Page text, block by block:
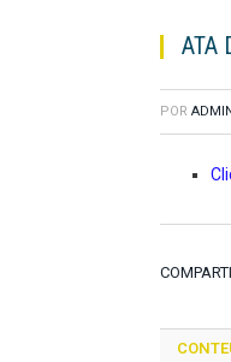
ATA
POR